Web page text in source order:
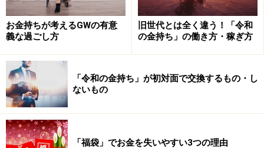
お金持ちが考えるGWの有意
義な過ごし方
旧世代とは全く違う！「令和
の金持ち」の働き方・稼ぎ方
「令和の金持ち」が初対面で交換するもの・し
ないもの
「福袋」でお金を失いやすい3つの理由